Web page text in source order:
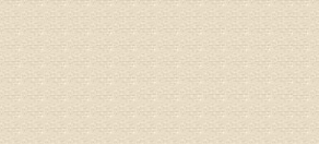
济南杏
术，无
由于专
姓名